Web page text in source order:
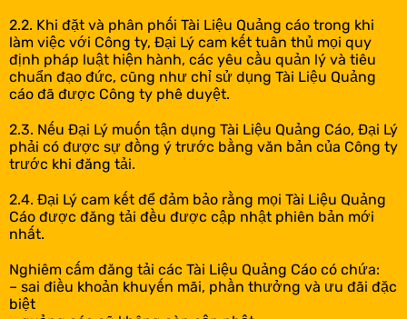
2.2. Khi đặt và phân phối Tài Liệu Quảng cáo trong khi
làm việc với Công ty, Đại Lý cam kết tuân thủ mọi quy
định pháp luật hiện hành, các yêu cầu quản lý và tiêu
chuẩn đạo đức, cũng như chỉ sử dụng Tài Liệu Quảng
cáo đã được Công ty phê duyệt.
2.3. Nếu Đại Lý muốn tận dụng Tài Liệu Quảng Cáo, Đại Lý
phải có được sự đồng ý trước bằng văn bản của Công ty
trước khi đăng tải.
2.4. Đại Lý cam kết để đảm bảo rằng mọi Tài Liệu Quảng
Cáo được đăng tải đều được cập nhật phiên bản mới
nhất.
Nghiêm cấm đăng tải các Tài Liệu Quảng Cáo có chứa:
– sai điều khoản khuyến mãi, phần thưởng và ưu đãi đặc
biệt